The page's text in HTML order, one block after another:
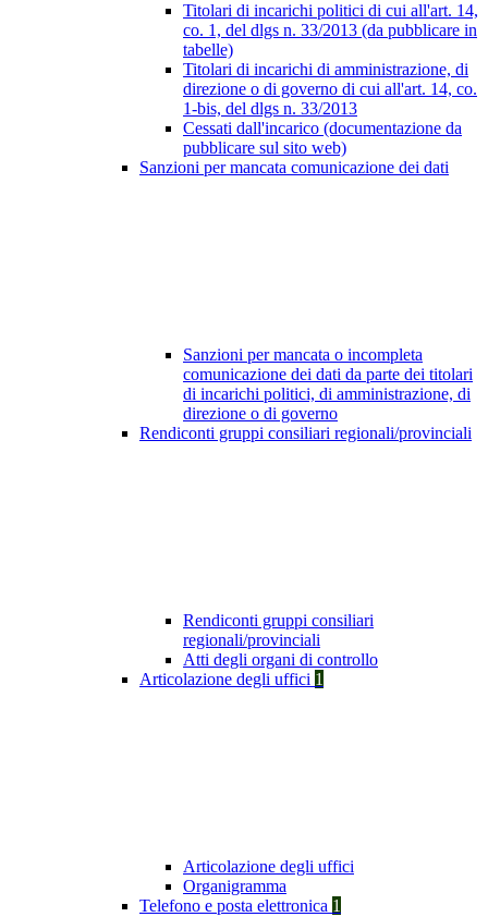
Titolari di incarichi politici di cui all'art. 14,
co. 1, del dlgs n. 33/2013 (da pubblicare in
tabelle)
Titolari di incarichi di amministrazione, di
direzione o di governo di cui all'art. 14, co.
1-bis, del dlgs n. 33/2013
Cessati dall'incarico (documentazione da
pubblicare sul sito web)
Sanzioni per mancata comunicazione dei dati
Sanzioni per mancata o incompleta
comunicazione dei dati da parte dei titolari
di incarichi politici, di amministrazione, di
direzione o di governo
Rendiconti gruppi consiliari regionali/provinciali
Rendiconti gruppi consiliari
regionali/provinciali
Atti degli organi di controllo
Articolazione degli uffici 1
Articolazione degli uffici
Organigramma
Telefono e posta elettronica 1